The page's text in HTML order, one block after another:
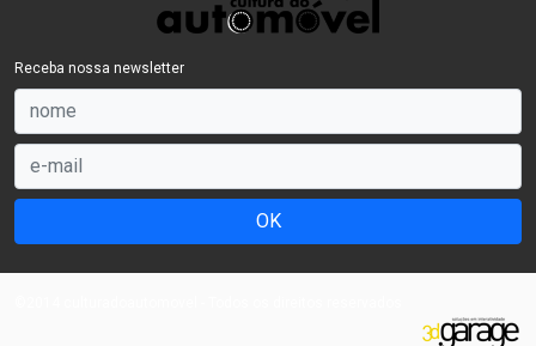
Receba nossa newsletter
OK